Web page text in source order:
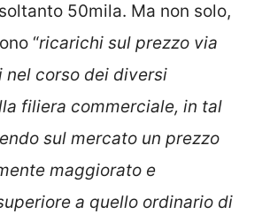
50mila. Ma non solo,
“ricarichi sul prezzo via
nel corso dei diversi
filiera commerciale, in tal
sul mercato un prezzo
maggiorato e
a quello ordinario di